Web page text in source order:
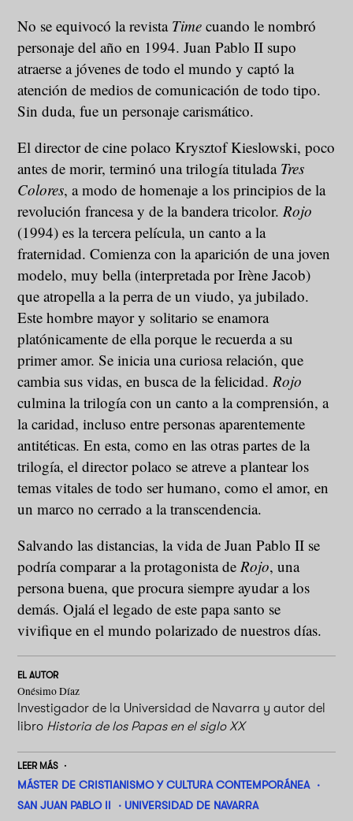
No se equivocó la revista Time cuando le nombró
personaje del año en 1994. Juan Pablo II supo
atraerse a jóvenes de todo el mundo y captó la
atención de medios de comunicación de todo tipo.
Sin duda, fue un personaje carismático.
El director de cine polaco Krysztof Kieslowski, poco
antes de morir, terminó una trilogía titulada Tres
Colores, a modo de homenaje a los principios de la
revolución francesa y de la bandera tricolor. Rojo
(1994) es la tercera película, un canto a la
fraternidad. Comienza con la aparición de una joven
modelo, muy bella (interpretada por Irène Jacob)
que atropella a la perra de un viudo, ya jubilado.
Este hombre mayor y solitario se enamora
platónicamente de ella porque le recuerda a su
primer amor. Se inicia una curiosa relación, que
cambia sus vidas, en busca de la felicidad. Rojo
culmina la trilogía con un canto a la comprensión, a
la caridad, incluso entre personas aparentemente
antitéticas. En esta, como en las otras partes de la
trilogía, el director polaco se atreve a plantear los
temas vitales de todo ser humano, como el amor, en
un marco no cerrado a la transcendencia.
Salvando las distancias, la vida de Juan Pablo II se
podría comparar a la protagonista de Rojo, una
persona buena, que procura siempre ayudar a los
demás. Ojalá el legado de este papa santo se
vivifique en el mundo polarizado de nuestros días.
EL AUTOR
Onésimo Díaz
Investigador de la Universidad de Navarra y autor del
libro Historia de los Papas en el siglo XX
LEER MÁS
MÁSTER DE CRISTIANISMO Y CULTURA CONTEMPORÁNEA
SAN JUAN PABLO II
UNIVERSIDAD DE NAVARRA